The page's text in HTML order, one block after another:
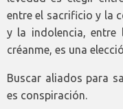
entre el sacrificio y la
y la indolencia, entre
créanme, es una
Buscar aliados para
es conspiración.